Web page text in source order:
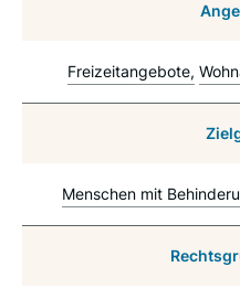
Freizeitangebote
Menschen mit